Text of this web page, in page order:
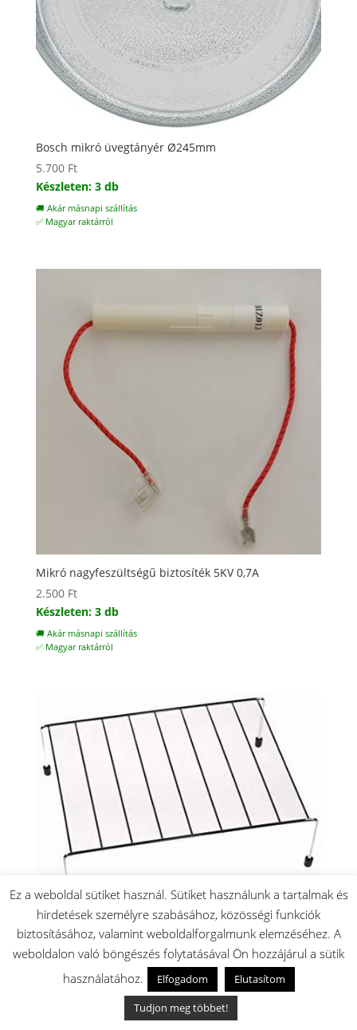
Bosch mikró üvegtányér Ø245mm
5.700 Ft
Készleten: 3 db
🚚 Akár másnapi szállítás
✅ Magyar raktárról
Mikró nagyfeszültségű biztosíték 5KV 0,7A
2.500 Ft
Készleten: 3 db
🚚 Akár másnapi szállítás
✅ Magyar raktárról
Mikróba való sütőrács
14.200
Ez a weboldal sütiket használ. Sütiket használunk a tartalmak és
hirdetések személyre szabásához, közösségi funkciók
biztosításához, valamint weboldalforgalmunk elemzéséhez. A
weboldalon való böngészés folytatásával Ön hozzájárul a sütik
használatához.
Elfogadom
Elutasítom
Tudjon meg többet!